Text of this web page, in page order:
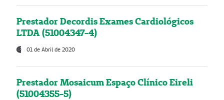
Prestador Decordis Exames Cardiológicos
LTDA (51004347-4)
01 de Abril de 2020
Prestador Mosaicum Espaço Clínico Eireli
(51004355-5)